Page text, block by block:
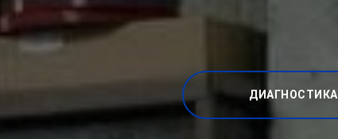
ДИАГНОСТИКА